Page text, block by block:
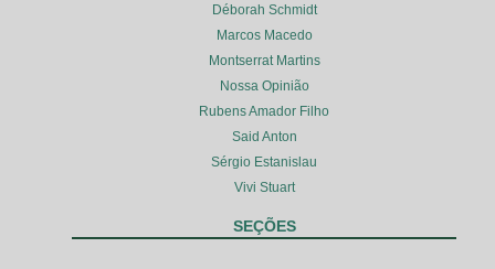
Déborah Schmidt
Marcos Macedo
Montserrat Martins
Nossa Opinião
Rubens Amador Filho
Said Anton
Sérgio Estanislau
Vivi Stuart
SEÇÕES